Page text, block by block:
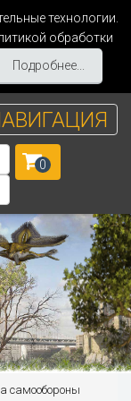
технологии.
обработки
Подробнее...
0
самообороны